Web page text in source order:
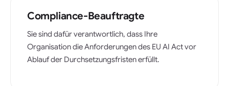
Compliance-Beauftragte
Sie sind dafür verantwortlich, dass Ihre
Organisation die Anforderungen des EU AI Act vor
Ablauf der Durchsetzungsfristen erfüllt.